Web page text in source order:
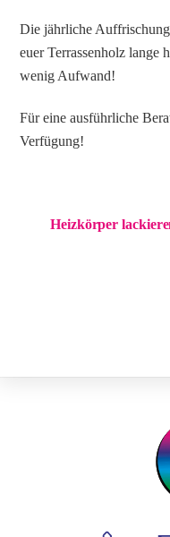
Die jährliche
euer Terrassenholz lange
wenig Aufwand!
Für eine ausführliche
Verfügung!
Heizkörper